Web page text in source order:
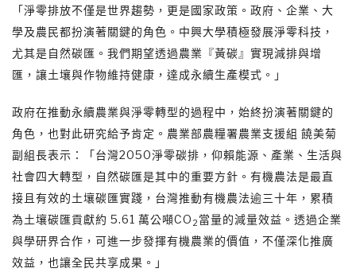
「淨零排放不僅是世界趨勢，更是國家政策。政府、企業、大
學及農民都扮演著關鍵的角色。中興大學積極發展淨零科技，
尤其是自然碳匯。我們期望透過農業『黃碳』實現減排與增
匯，讓土壤與作物維持健康，達成永續生產模式。」
政府在推動永續農業與淨零轉型的過程中，始終扮演著關鍵的
角色，也對此研究給予肯定。農業部農糧署農業支援組 饒美菊
副組長表示：「台灣2050淨零碳排，仰賴能源、產業、生活與
社會四大轉型，自然碳匯是其中的重要方針。有機農法是最直
接且有效的土壤碳匯實踐，台灣推動有機農法逾三十年，累積
為土壤碳匯貢獻約 5.61 萬公噸CO 2 當量的減量效益。透過企業
與學研界合作，可進一步發揮有機農業的價值，不僅深化推廣
效益，也讓全民共享成果。」